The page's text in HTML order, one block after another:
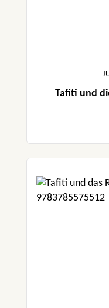
Tafiti und